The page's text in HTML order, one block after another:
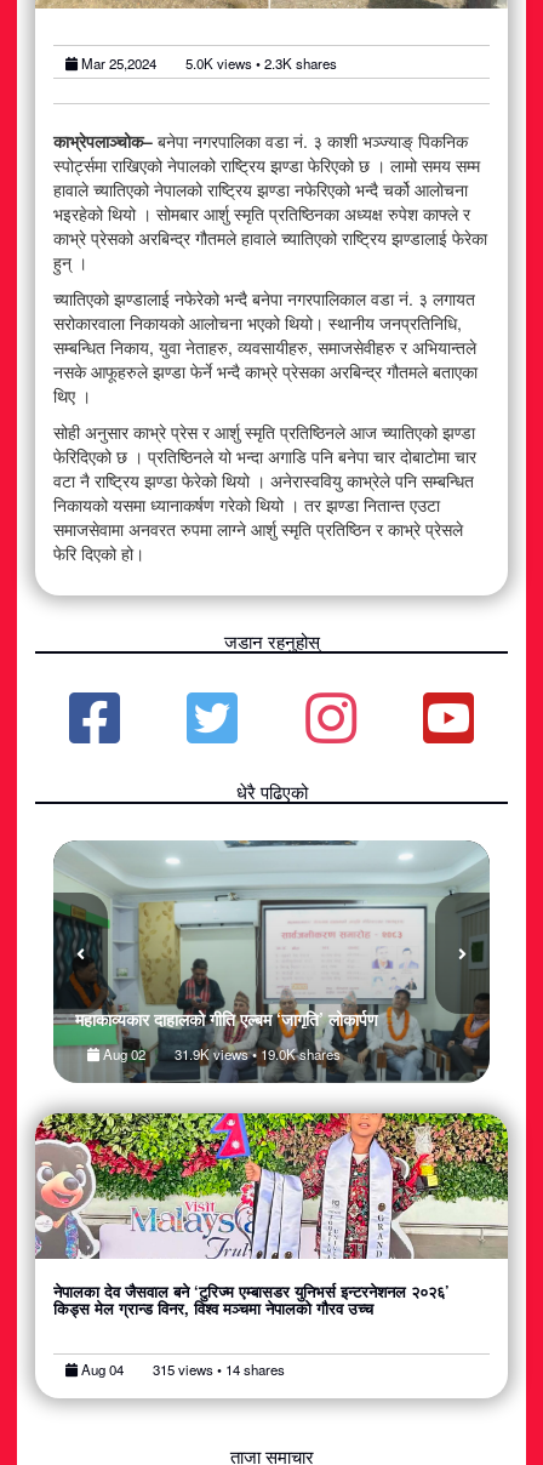
मनोरञ्जन
जीवनशैली
Mar 25,2024 5.0Kviews •2.3Kshares
काभ्रेपलाञ्चोक– बनेपा नगरपालिका वडा नं. ३ काशी भञ्ज्याङ् पिकनिक
स्पोर्ट्समा राखिएको नेपालको राष्ट्रिय झण्डा फेरिएको छ । लामो समय सम्म
हावाले च्यातिएको नेपालको राष्ट्रिय झण्डा नफेरिएको भन्दै चर्को आलोचना
भइरहेको थियो । सोमबार आर्शु स्मृति प्रतिष्ठिनका अध्यक्ष रुपेश काफ्ले र
काभ्रे प्रेसको अरबिन्द्र गौतमले हावाले च्यातिएको राष्ट्रिय झण्डालाई फेरेका
हुन् ।
च्यातिएको झण्डालाई नफेरेको भन्दै बनेपा नगरपालिकाल वडा नं. ३ लगायत
सरोकारवाला निकायको आलोचना भएको थियो। स्थानीय जनप्रतिनिधि,
सम्बन्धित निकाय, युवा नेताहरु, व्यवसायीहरु, समाजसेवीहरु र अभियान्तले
नसके आफूहरुले झण्डा फेर्ने भन्दै काभ्रे प्रेसका अरबिन्द्र गौतमले बताएका
थिए ।
सोही अनुसार काभ्रे प्रेस र आर्शु स्मृति प्रतिष्ठिनले आज च्यातिएको झण्डा
फेरिदिएको छ । प्रतिष्ठिनले यो भन्दा अगाडि पनि बनेपा चार दोबाटोमा चार
वटा नै राष्ट्रिय झण्डा फेरेको थियो । अनेरास्ववियु काभ्रेले पनि सम्बन्धित
निकायको यसमा ध्यानाकर्षण गरेको थियो । तर झण्डा नितान्त एउटा
समाजसेवामा अनवरत रुपमा लाग्ने आर्शु स्मृति प्रतिष्ठिन र काभ्रे प्रेसले
फेरि दिएको हो।
जडान रहनुहोस्
धेरै पढिएको
महाकाव्यकार दाहालको गीति एल्बम ‘जागृति’ लोकार्पण
Aug 02 31.9K views • 19.0K shares
नेपालका देव जैसवाल बने ‘टुरिज्म एम्बासडर युनिभर्स इन्टरनेशनल २०२६’
किड्स मेल ग्रान्ड विनर, विश्व मञ्चमा नेपालको गौरव उच्च
Aug 04 315 views • 14 shares
ताजा समाचार